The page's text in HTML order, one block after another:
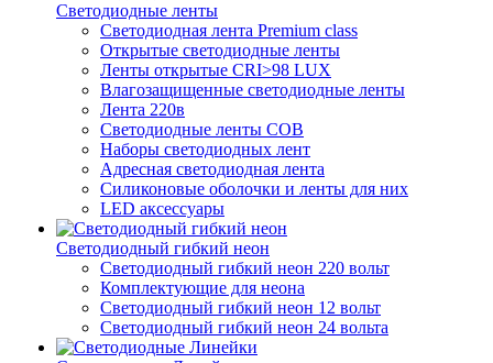
Светодиодные ленты
Светодиодная лента Premium class
Открытые светодиодные ленты
Ленты открытые CRI>98 LUX
Влагозащищенные светодиодные ленты
Лента 220в
Светодиодные ленты COB
Наборы светодиодных лент
Адресная светодиодная лента
Силиконовые оболочки и ленты для них
LED аксессуары
Светодиодный гибкий неон
Светодиодный гибкий неон 220 вольт
Комплектующие для неона
Светодиодный гибкий неон 12 вольт
Светодиодный гибкий неон 24 вольта